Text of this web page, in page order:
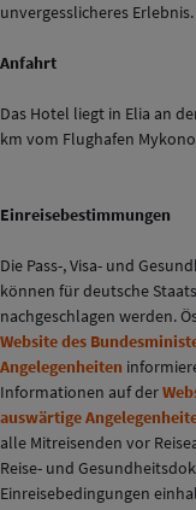
unvergesslicheres Erlebnis.
Anfahrt
Das Hotel liegt in Elia an
km vom Flughafen
Einreisebestimmungen
Die Pass-, Visa- und
können für deutsche
nachgeschlagen werden.
Website des
Angelegenheiten
Informationen auf der
auswärtige
alle Mitreisenden vor
Reise- und
Einreisebedingungen